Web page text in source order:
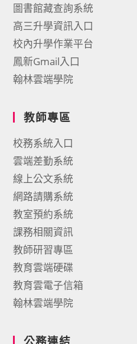
圖書館藏查詢系統
高三升學資訊入口
校內升學作業平台
鳳新Gmail入口
翰林雲端學院
教師專區
校務系統入口
雲端差勤系統
線上公文系統
網路請購系統
教室預約系統
課務相關資訊
教師研習專區
教育雲端硬碟
教育雲電子信箱
翰林雲端學院
公務連結